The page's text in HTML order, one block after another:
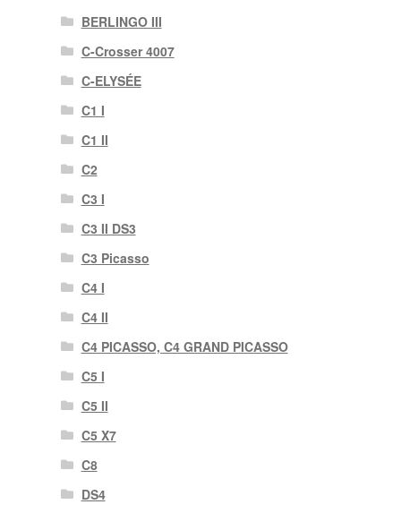
BERLINGO III
C-Crosser 4007
C-ELYSÉE
C1 I
C1 II
C2
C3 I
C3 II DS3
C3 Picasso
C4 I
C4 II
C4 PICASSO, C4 GRAND PICASSO
C5 I
C5 II
C5 X7
C8
DS4